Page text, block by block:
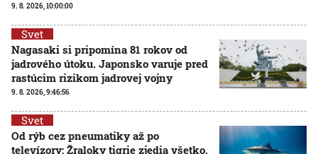
9. 8. 2026, 10:00:00
Svet
Nagasaki si pripomína 81 rokov od
jadrového útoku. Japonsko varuje pred
rastúcim rizikom jadrovej vojny
9. 8. 2026, 9:46:56
Svet
Od rýb cez pneumatiky až po
televízory: Žraloky tigrie zjedia všetko,